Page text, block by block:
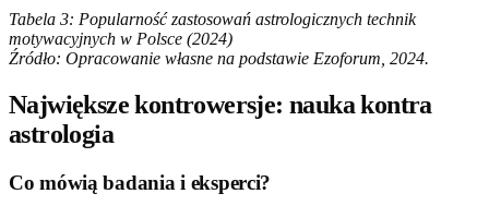
Tabela 3: Popularność zastosowań astrologicznych technik
motywacyjnych w Polsce (2024)
Źródło: Opracowanie własne na podstawie Ezoforum, 2024.
Największe kontrowersje: nauka kontra
astrologia
Co mówią badania i eksperci?